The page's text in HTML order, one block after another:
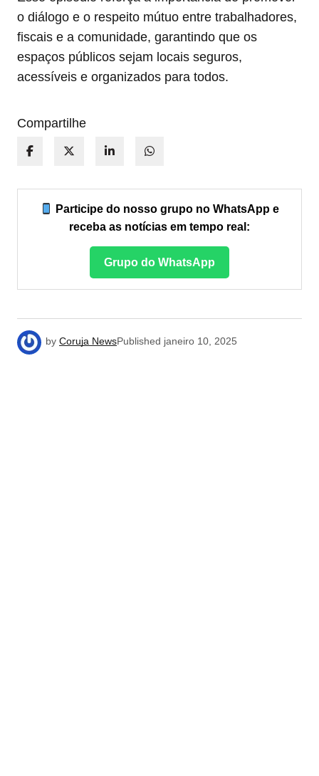
o diálogo e o respeito mútuo entre trabalhadores,
fiscais e a comunidade, garantindo que os
espaços públicos sejam locais seguros,
acessíveis e organizados para todos.
Compartilhe
Participe do nosso grupo no WhatsApp e
receba as notícias em tempo real:
Grupo do WhatsApp
by Coruja NewsPublished janeiro 10, 2025